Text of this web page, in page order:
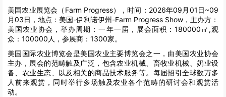
美国农业展览会（Farm Progress），时间：2026年09月01日~09
月03日，地点：美国-伊利诺伊州-Farm Progress Show，主办方：
美国农业协会，举办周期：一年一届，展会面积：180000㎡,观
众：100000人，参展商：1300家。
美国国际农业博览会是美国农业主要博览会之一，由美国农业协会
主办，展会的范畴触及广泛，包含农业机械、畜牧业机械、奶业设
备、农业生态、以及相关的商品技术服务等。每届招引全球数万多
人前来观赏，同时举行多场触及农业各个范畴的研讨会和观赏活
动。